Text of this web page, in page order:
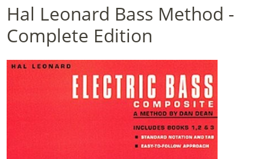
Hal Leonard Bass Method -
Complete Edition